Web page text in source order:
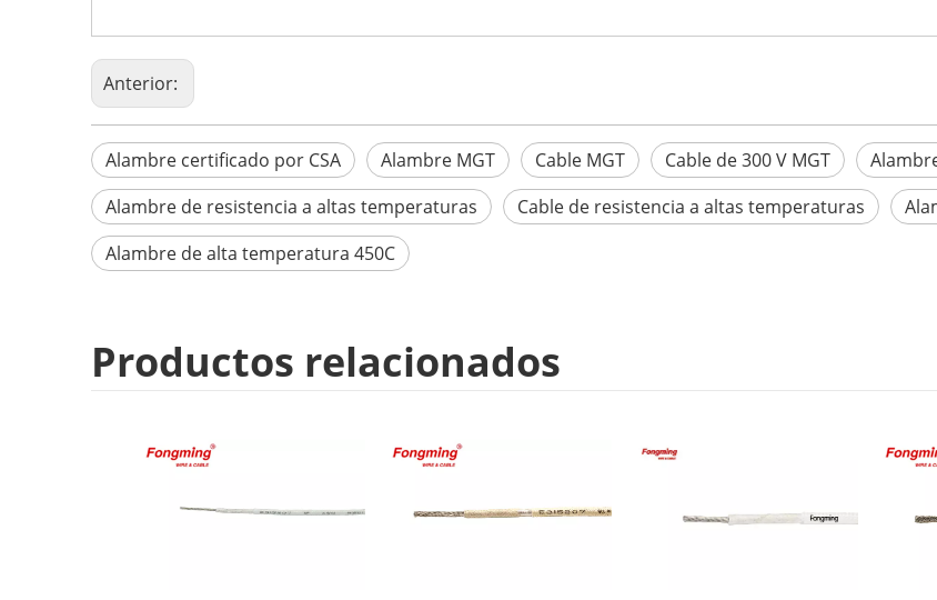
Anterior:
Alambre certificado por CSA Alambre MGT Cable MGT Cable de 300 V MGT
Alambre de resistencia a altas temperaturas
Cable de resistencia a altas temperaturas
Alambre de alta temperatura 450C
Productos relacionados